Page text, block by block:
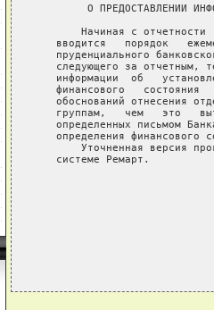
О ПРЕДОСТАВЛЕНИИ
Начиная с отчетности
вводится   порядок
пруденциального
следующего за отчетным,
информации  об
финансового   состояния
обоснований отнесения
группам,   чем   это
определенных письмом
определения финансового
Уточненная версия
   системе Ремарт.